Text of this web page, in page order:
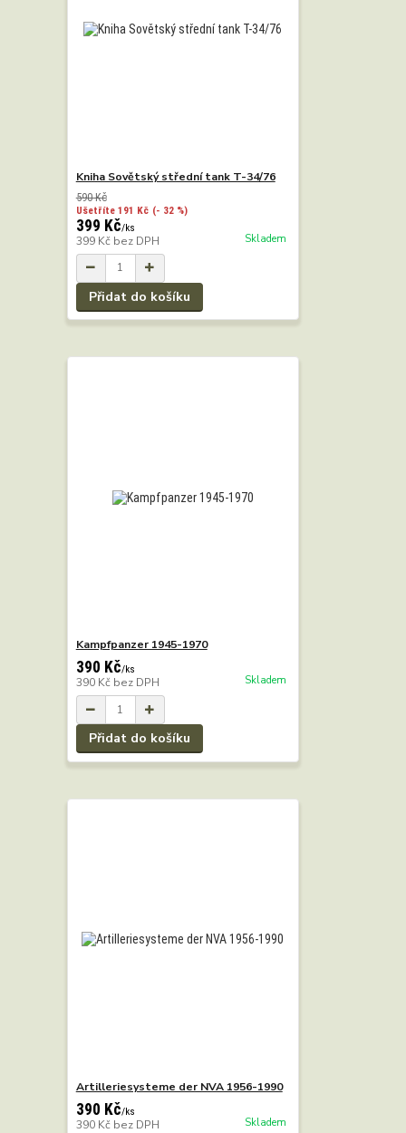
Kniha Sovětský střední tank T-34/76
590 Kč
Ušetříte 191 Kč (- 32 %)
399 Kč/ks
399 Kč bez DPH Skladem
Přidat do košíku
Kampfpanzer 1945-1970
390 Kč/ks
390 Kč bez DPH Skladem
Přidat do košíku
Artilleriesysteme der NVA 1956-1990
390 Kč/ks
390 Kč bez DPH Skladem